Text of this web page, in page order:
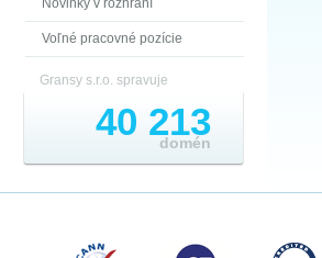
Novinky v rozhraní
Voľné pracovné pozície
Gransy s.r.o. spravuje
40 213
domén